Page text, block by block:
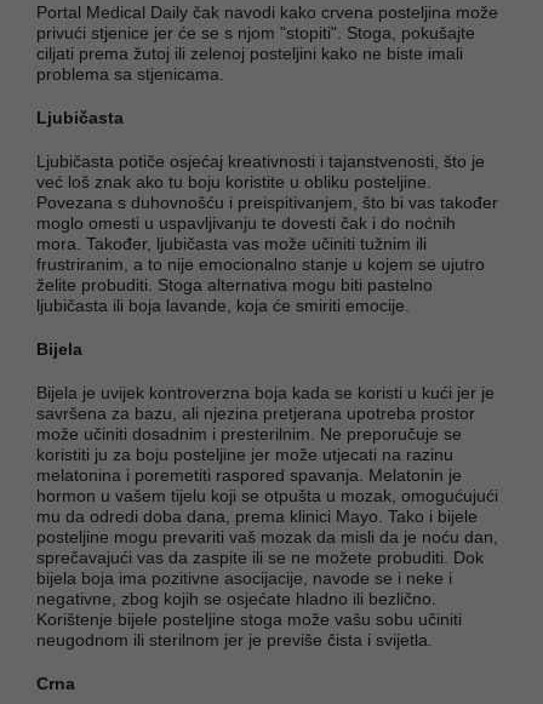
Portal Medical Daily čak navodi kako crvena posteljina može
privući stjenice jer će se s njom "stopiti". Stoga, pokušajte
ciljati prema žutoj ili zelenoj posteljini kako ne biste imali
problema sa stjenicama.
Ljubičasta
Ljubičasta potiče osjećaj kreativnosti i tajanstvenosti, što je
već loš znak ako tu boju koristite u obliku posteljine.
Povezana s duhovnošću i preispitivanjem, što bi vas također
moglo omesti u uspavljivanju te dovesti čak i do noćnih
mora. Također, ljubičasta vas može učiniti tužnim ili
frustriranim, a to nije emocionalno stanje u kojem se ujutro
želite probuditi. Stoga alternativa mogu biti pastelno
ljubičasta ili boja lavande, koja će smiriti emocije.
Bijela
Bijela je uvijek kontroverzna boja kada se koristi u kući jer je
savršena za bazu, ali njezina pretjerana upotreba prostor
može učiniti dosadnim i presterilnim. Ne preporučuje se
koristiti ju za boju posteljine jer može utjecati na razinu
melatonina i poremetiti raspored spavanja. Melatonin je
hormon u vašem tijelu koji se otpušta u mozak, omogućujući
mu da odredi doba dana, prema klinici Mayo. Tako i bijele
posteljine mogu prevariti vaš mozak da misli da je noću dan,
sprečavajući vas da zaspite ili se ne možete probuditi. Dok
bijela boja ima pozitivne asocijacije, navode se i neke i
negativne, zbog kojih se osjećate hladno ili bezlično.
Korištenje bijele posteljine stoga može vašu sobu učiniti
neugodnom ili sterilnom jer je previše čista i svijetla.
Crna